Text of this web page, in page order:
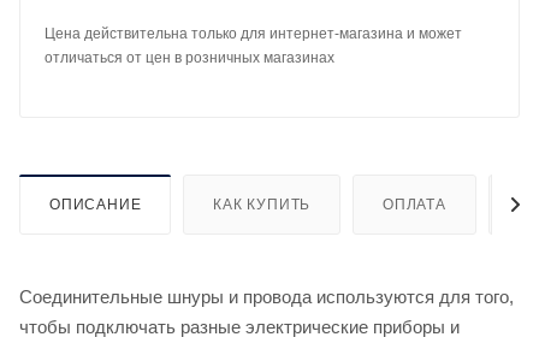
Цена действительна только для интернет-магазина и может
отличаться от цен в розничных магазинах
ОПИСАНИЕ КАК КУПИТЬ ОПЛАТА
Соединительные шнуры и провода используются для того,
чтобы подключать разные электрические приборы и